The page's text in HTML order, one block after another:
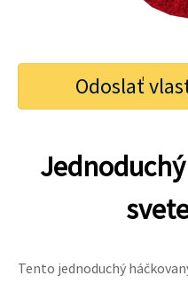
Odoslať
Tento jednoduchý